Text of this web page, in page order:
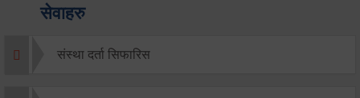
सेवाहरु
संस्था दर्ता सिफारिस